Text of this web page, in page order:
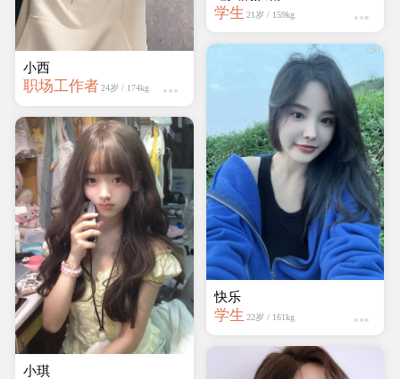
小西
职场工作者 24岁 / 174kg
小琪
学生 21岁 / 159kg
快乐
学生 22岁 / 161kg